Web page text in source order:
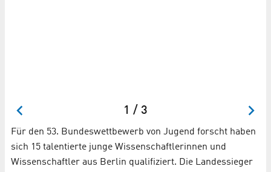
1 / 3
Für den 53. Bundeswettbewerb von Jugend forscht haben
sich 15 talentierte junge Wissenschaftlerinnen und
Wissenschaftler aus Berlin qualifiziert. Die Landessieger